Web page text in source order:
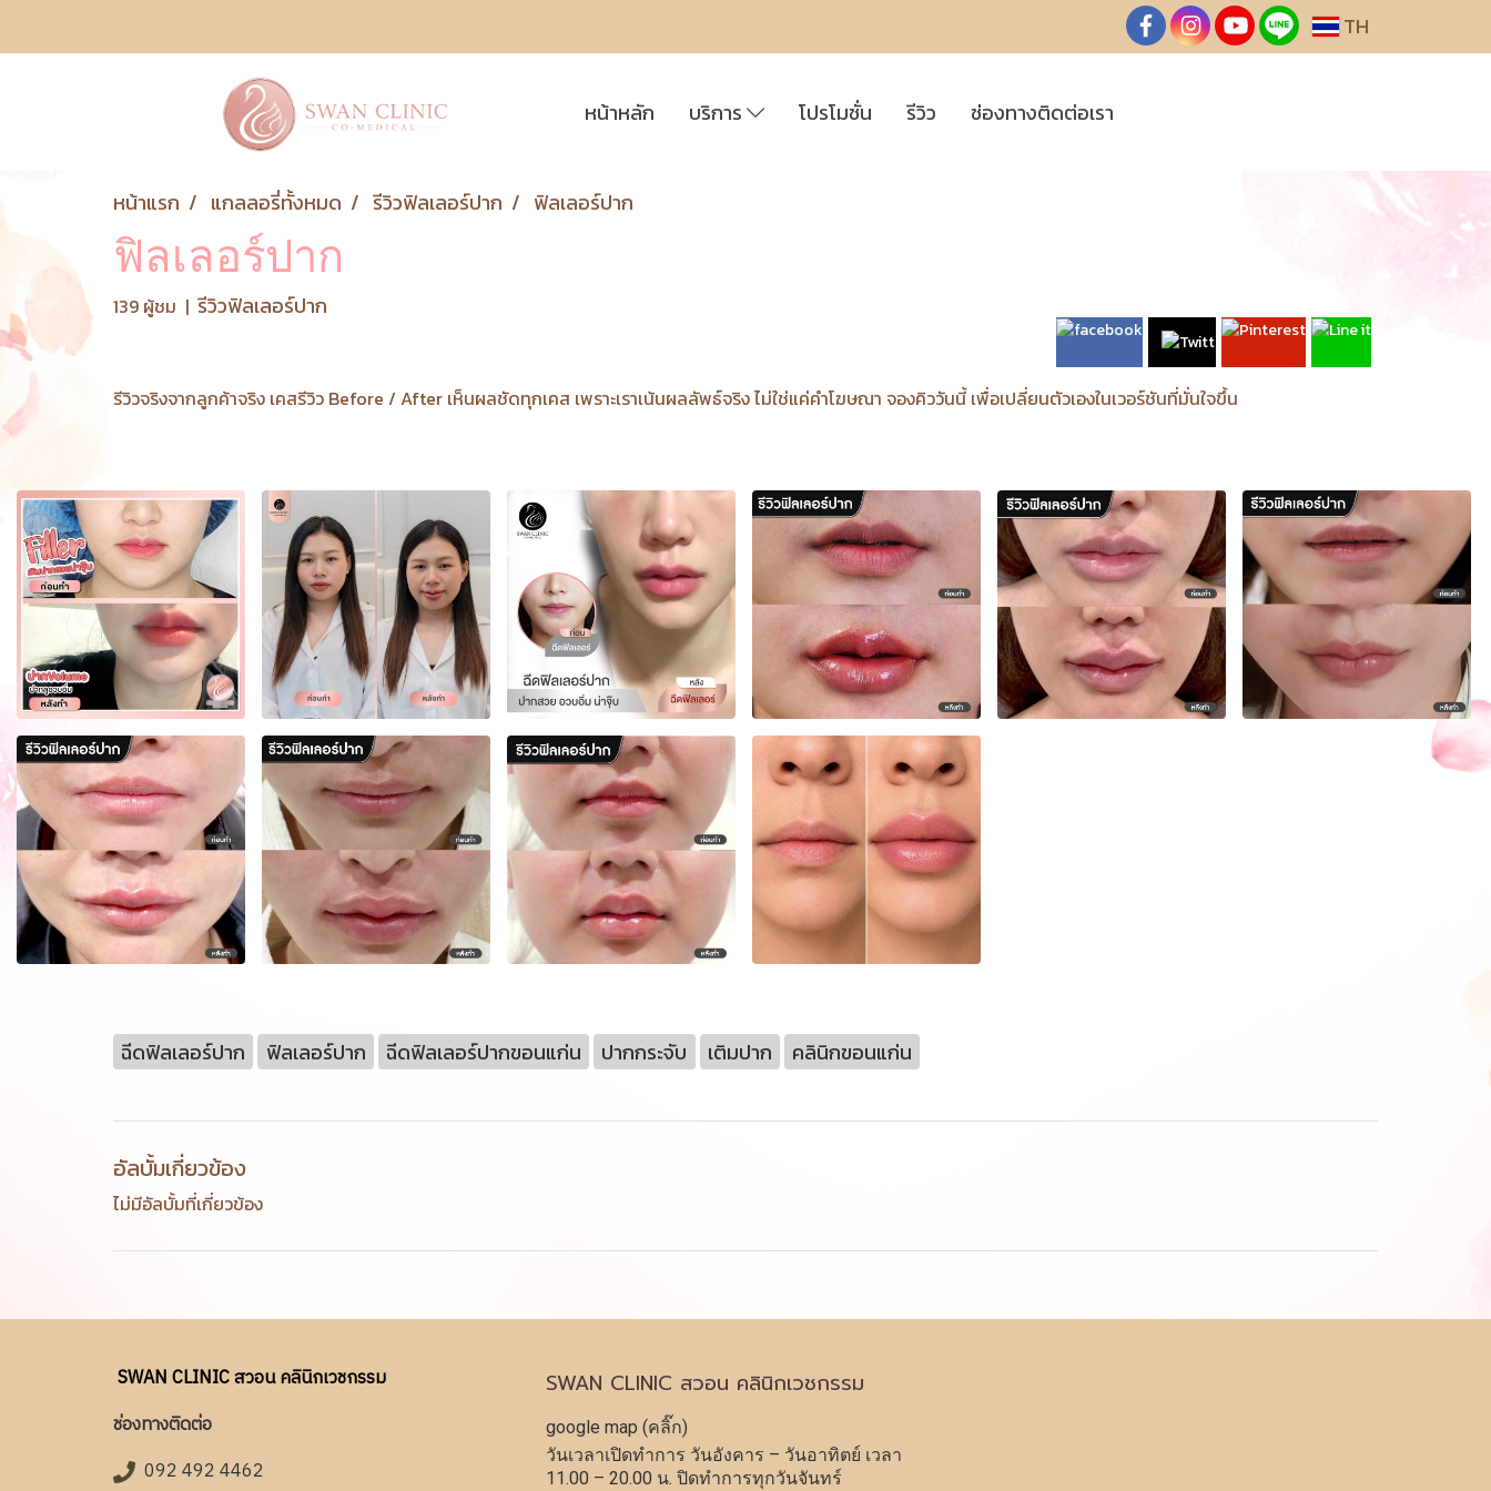
TH
หน้าหลัก บริการ โปรโมชั่น รีวิว ช่องทางติดต่อเรา
หน้าแรก แกลลอรี่ทั้งหมด รีวิวฟิลเลอร์ปาก ฟิลเลอร์ปาก
ฟิลเลอร์ปาก
139 ผู้ชม | รีวิวฟิลเลอร์ปาก
รีวิวจริงจากลูกค้าจริง เคสรีวิว Before / After เห็นผลชัดทุกเคส เพราะเราเน้นผลลัพธ์จริง ไม่ใช่แค่คำโฆษณา จองคิววันนี้ เพื่อเปลี่ยนตัวเองในเวอร์ชันที่มั่นใจขึ้น
ฉีดฟิลเลอร์ปาก ฟิลเลอร์ปาก ฉีดฟิลเลอร์ปากขอนแก่น ปากกระจับ เติมปาก คลินิกขอนแก่น
อัลบั้มเกี่ยวข้อง
ไม่มีอัลบั้มที่เกี่ยวข้อง
SWAN CLINIC สวอน คลินิกเวชกรรม
ช่องทางติดต่อ
092 492 4462
SWAN CLINIC สวอน คลินิกเวชกรรม
google map (คลิ๊ก)
วันเวลาเปิดทำการ วันอังคาร – วันอาทิตย์ เวลา
11.00 – 20.00 น. ปิดทำการทุกวันจันทร์